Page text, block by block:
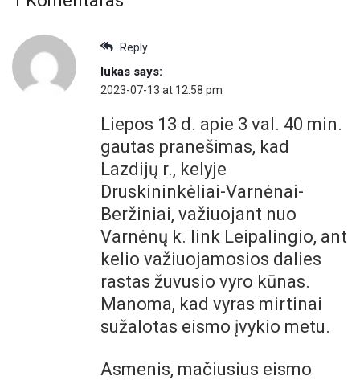
Reply
lukas says:
2023-07-13 at 12:58 pm
Liepos 13 d. apie 3 val. 40 min.
gautas pranešimas, kad
Lazdijų r., kelyje
Druskininkėliai-Varnėnai-
Beržiniai, važiuojant nuo
Varnėnų k. link Leipalingio, ant
kelio važiuojamosios dalies
rastas žuvusio vyro kūnas.
Manoma, kad vyras mirtinai
sužalotas eismo įvykio metu.
Asmenis, mačiusius eismo